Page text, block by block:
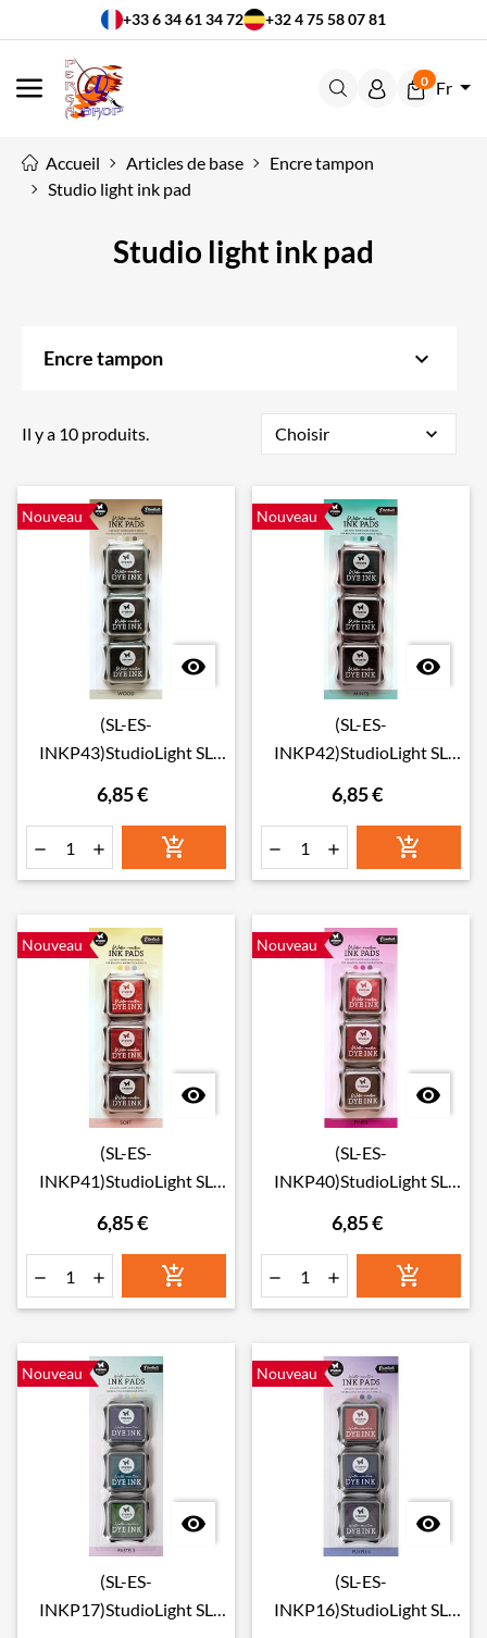
+33 6 34 61 34 72 +32 4 75 58 07 81
MENU
0 Fr
Accueil Articles de base
Encre tampon
Studio light ink pad
Studio light ink pad
Encre tampon keyboard_arrow_down
Il y a 10 produits. Choisir expand_more
Nouveau

(SL-ES-
INKP43)StudioLight SL
Wood Essentials nr. 43
6,85 €
  
Nouveau

(SL-ES-
INKP42)StudioLight SL
Mints Essentials nr. 42
6,85 €
  
Nouveau

(SL-ES-
INKP41)StudioLight SL
Soft Essentials nr. 41
6,85 €
  
Nouveau

(SL-ES-
INKP40)StudioLight SL
Pinks Essentials nr. 40
6,85 €
  
Nouveau

(SL-ES-
INKP17)StudioLight SL
Nouveau

(SL-ES-
INKP16)StudioLight SL